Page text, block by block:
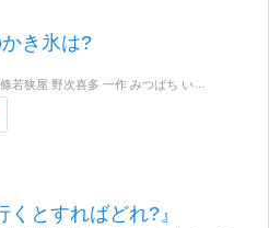
き氷は?
一作 みつばち いせはん 中村軒 栖園 月ヶ瀬 京はやしや 梅園 文の助茶屋 OKU 中村藤吉 Page one 雪ノ下 やまぎし 永楽屋
とすればどれ?』